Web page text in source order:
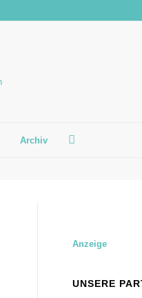
Archiv
Anzeige
UNSERE